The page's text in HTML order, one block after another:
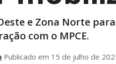
e Zona Norte
com o MPCE.
Publicado em 15 de julho de